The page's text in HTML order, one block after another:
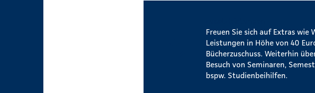
Freuen Sie sich auf Extras
Leistungen in Höhe von 40
Bücherzuschuss. Weiterhin
Besuch von Seminaren,
bspw. Studienbeihilfen.